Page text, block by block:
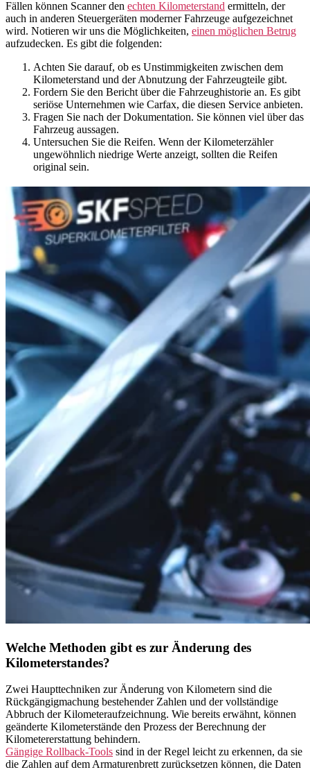
Fällen können Scanner den echten Kilometerstand ermitteln, der
auch in anderen Steuergeräten moderner Fahrzeuge aufgezeichnet
wird. Notieren wir uns die Möglichkeiten, einen möglichen Betrug
aufzudecken. Es gibt die folgenden:
Achten Sie darauf, ob es Unstimmigkeiten zwischen dem
Kilometerstand und der Abnutzung der Fahrzeugteile gibt.
Fordern Sie den Bericht über die Fahrzeughistorie an. Es gibt
seriöse Unternehmen wie Carfax, die diesen Service anbieten.
Fragen Sie nach der Dokumentation. Sie können viel über das
Fahrzeug aussagen.
Untersuchen Sie die Reifen. Wenn der Kilometerzähler
ungewöhnlich niedrige Werte anzeigt, sollten die Reifen
original sein.
Welche Methoden gibt es zur Änderung des
Kilometerstandes?
Zwei Haupttechniken zur Änderung von Kilometern sind die
Rückgängigmachung bestehender Zahlen und der vollständige
Abbruch der Kilometeraufzeichnung. Wie bereits erwähnt, können
geänderte Kilometerstände den Prozess der Berechnung der
Kilometererstattung behindern.
Gängige Rollback-Tools sind in der Regel leicht zu erkennen, da sie
die Zahlen auf dem Armaturenbrett zurücksetzen können, die Daten